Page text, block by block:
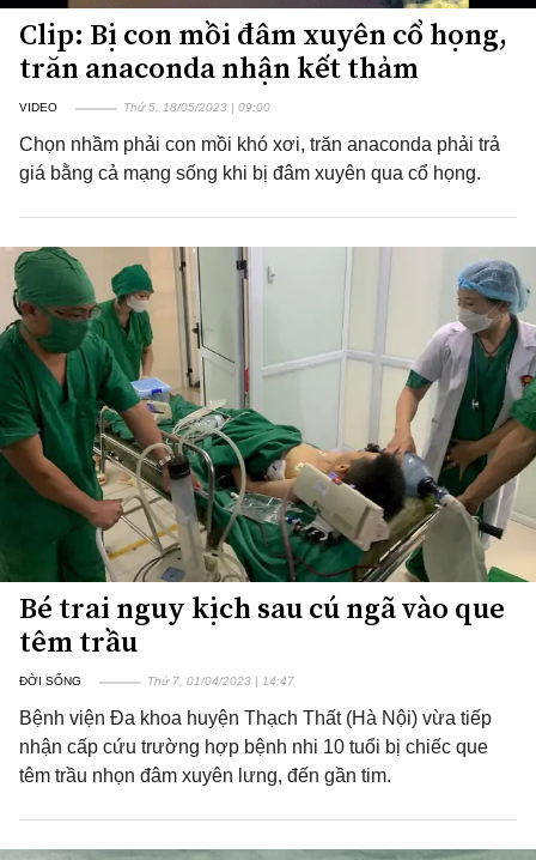
Clip: Bị con mồi đâm xuyên cổ họng,
trăn anaconda nhận kết thảm
VIDEO Thứ 5, 18/05/2023 | 09:00
Chọn nhầm phải con mồi khó xơi, trăn anaconda phải trả
giá bằng cả mạng sống khi bị đâm xuyên qua cổ họng.
Bé trai nguy kịch sau cú ngã vào que
têm trầu
ĐỜI SỐNG Thứ 7, 01/04/2023 | 14:47
Bệnh viện Đa khoa huyện Thạch Thất (Hà Nội) vừa tiếp
nhận cấp cứu trường hợp bệnh nhi 10 tuổi bị chiếc que
têm trầu nhọn đâm xuyên lưng, đến gần tim.